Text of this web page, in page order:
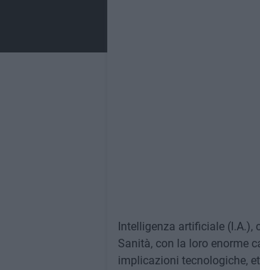
Intelligenza artificiale (I.A.),
Sanità, con la loro enorme
implicazioni tecnologiche,